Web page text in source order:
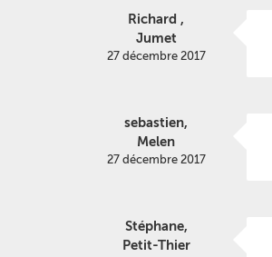
Richard ,
Jumet
27 décembre 2017
sebastien,
Melen
27 décembre 2017
Stéphane,
Petit-Thier